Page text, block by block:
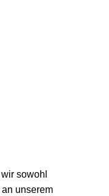
sowohl
unserem